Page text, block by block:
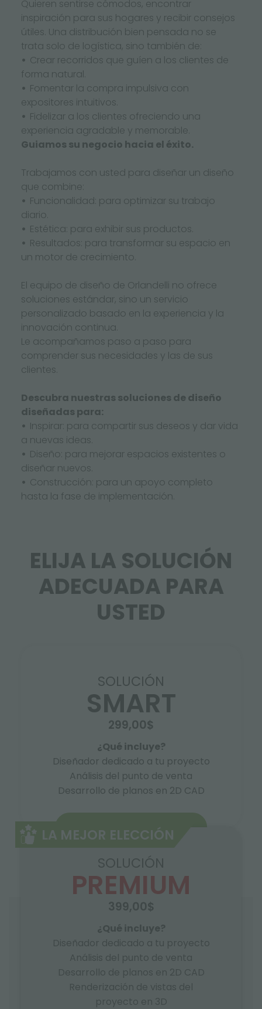
Quieren sentirse cómodos, encontrar
inspiración para sus hogares y recibir consejos
útiles. Una distribución bien pensada no se
trata solo de logística, sino también de:
Crear recorridos que guíen a los clientes de
forma natural.
Fomentar la compra impulsiva con
expositores intuitivos.
Fidelizar a los clientes ofreciendo una
experiencia agradable y memorable.
Guiamos su negocio hacia el éxito.
Trabajamos con usted para diseñar un diseño
que combine:
Funcionalidad: para optimizar su trabajo
diario.
Estética: para exhibir sus productos.
Resultados: para transformar su espacio en
un motor de crecimiento.
El equipo de diseño de Orlandelli no ofrece
soluciones estándar, sino un servicio
personalizado basado en la experiencia y la
innovación continua.
Le acompañamos paso a paso para
comprender sus necesidades y las de sus
clientes.
Descubra nuestras soluciones de diseño
diseñadas para:
Inspirar: para compartir sus deseos y dar vida
a nuevas ideas.
Diseño: para mejorar espacios existentes o
diseñar nuevos.
Construcción: para un apoyo completo
hasta la fase de implementación.
ELIJA LA SOLUCIÓN
ADECUADA PARA
USTED
SOLUCIÓN
SMART
299,00$
¿Qué incluye?
Diseñador dedicado a tu proyecto
Análisis del punto de venta
Desarrollo de planos en 2D CAD
ELIJA ESTA SOLUCIÓN
LA MEJOR ELECCIÓN
SOLUCIÓN
PREMIUM
399,00$
¿Qué incluye?
Diseñador dedicado a tu proyecto
Análisis del punto de venta
Desarrollo de planos en 2D CAD
Renderización de vistas del
proyecto en 3D